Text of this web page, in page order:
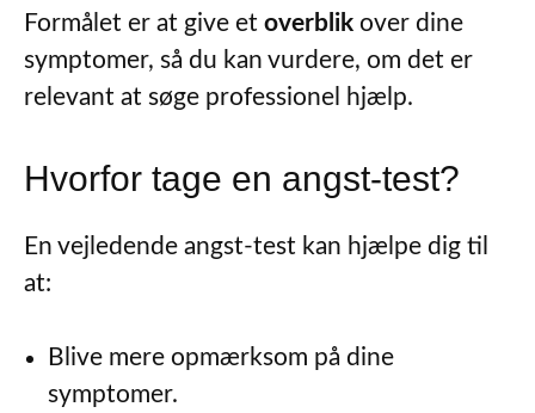
Formålet er at give et overblik over dine
symptomer, så du kan vurdere, om det er
relevant at søge professionel hjælp.
Hvorfor tage en angst-test?
En vejledende angst-test kan hjælpe dig til
at:
Blive mere opmærksom på dine
symptomer.